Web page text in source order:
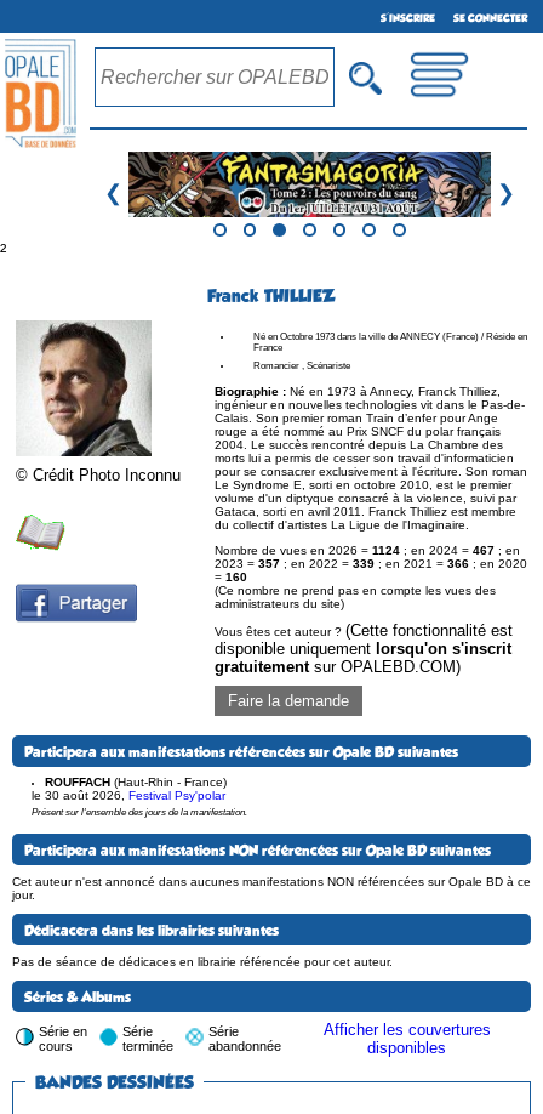
S'INSCRIRE SE CONNECTER
❮ ❯
²
Franck THILLIEZ
© Crédit Photo Inconnu
Né en Octobre 1973 dans la ville de ANNECY (France) / Réside en
France
Romancier , Scénariste
Biographie : Né en 1973 à Annecy, Franck Thilliez,
ingénieur en nouvelles technologies vit dans le Pas-de-
Calais. Son premier roman Train d’enfer pour Ange
rouge a été nommé au Prix SNCF du polar français
2004. Le succès rencontré depuis La Chambre des
morts lui a permis de cesser son travail d'informaticien
pour se consacrer exclusivement à l'écriture. Son roman
Le Syndrome E, sorti en octobre 2010, est le premier
volume d'un diptyque consacré à la violence, suivi par
Gataca, sorti en avril 2011. Franck Thilliez est membre
du collectif d'artistes La Ligue de l'Imaginaire.
Nombre de vues en 2026 = 1124 ; en 2024 = 467 ; en
2023 = 357 ; en 2022 = 339 ; en 2021 = 366 ; en 2020
= 160
(Ce nombre ne prend pas en compte les vues des
administrateurs du site)
Vous êtes cet auteur ? (Cette fonctionnalité est
disponible uniquement lorsqu'on s'inscrit
gratuitementsur OPALEBD.COM)
Faire la demande
Participera aux manifestations référencées sur Opale BD suivantes
ROUFFACH (Haut-Rhin - France)
le 30 août 2026
Festival Psy'polar
Présent sur l'ensemble des jours de la manifestation.
Participera aux manifestations NON référencées sur Opale BD suivantes
Cet auteur n'est annoncé dans aucunes manifestations NON référencées sur Opale BD à ce
jour.
Dédicacera dans les librairies suivantes
Pas de séance de dédicaces en librairie référencée pour cet auteur.
Séries & Albums
Série en
cours
Série
terminée
Série
abandonnée
Afficher les couvertures
disponibles
BANDES DESSINÉES